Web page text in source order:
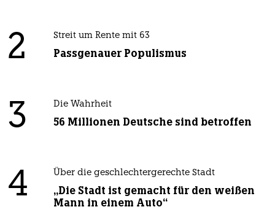
2 Streit um Rente mit 63
Passgenauer Populismus
3 Die Wahrheit
56 Millionen Deutsche sind betroffen
4 Über die geschlechtergerechte Stadt
„Die Stadt ist gemacht für den weißen
Mann in einem Auto“